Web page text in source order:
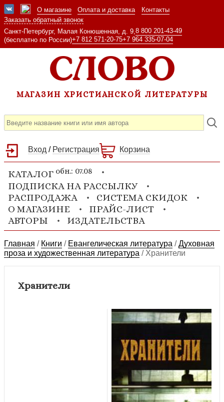
О магазине Оплата и доставка
Контакты
Заказать обратный звонок
Санкт-Петербург, Малая Конюшенная, д. 9, 8 800 201-43-49
(бесплатно по России)+7 812 571-20-75+7 964 335-07-04
МАГАЗИН ХРИСТИАНСКОЙ ЛИТЕРАТУРЫ
Вход / Регистрация Корзина
КАТАЛОГ обн.: 07.08
ПОДПИСКА НА РАССЫЛКУ
РАСПРОДАЖА
СИСТЕМА СКИДОК
О МАГАЗИНЕ
ПРАЙС-ЛИСТ
АВТОРЫ
ИЗДАТЕЛЬСТВА
Главная / Книги / Евангелическая литература /Духовная
проза и художественная литература / Хранители
Хранители